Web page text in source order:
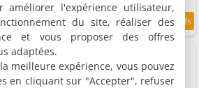
8 /10
Appartement In Vallon Pont Darc
75 m²
1 salle de bains
améliorer l'expérience utilisateur,
du site, réaliser des
et vous proposer des offres
adaptées.
meilleure expérience, vous pouvez
en cliquant sur "Accepter", refuser